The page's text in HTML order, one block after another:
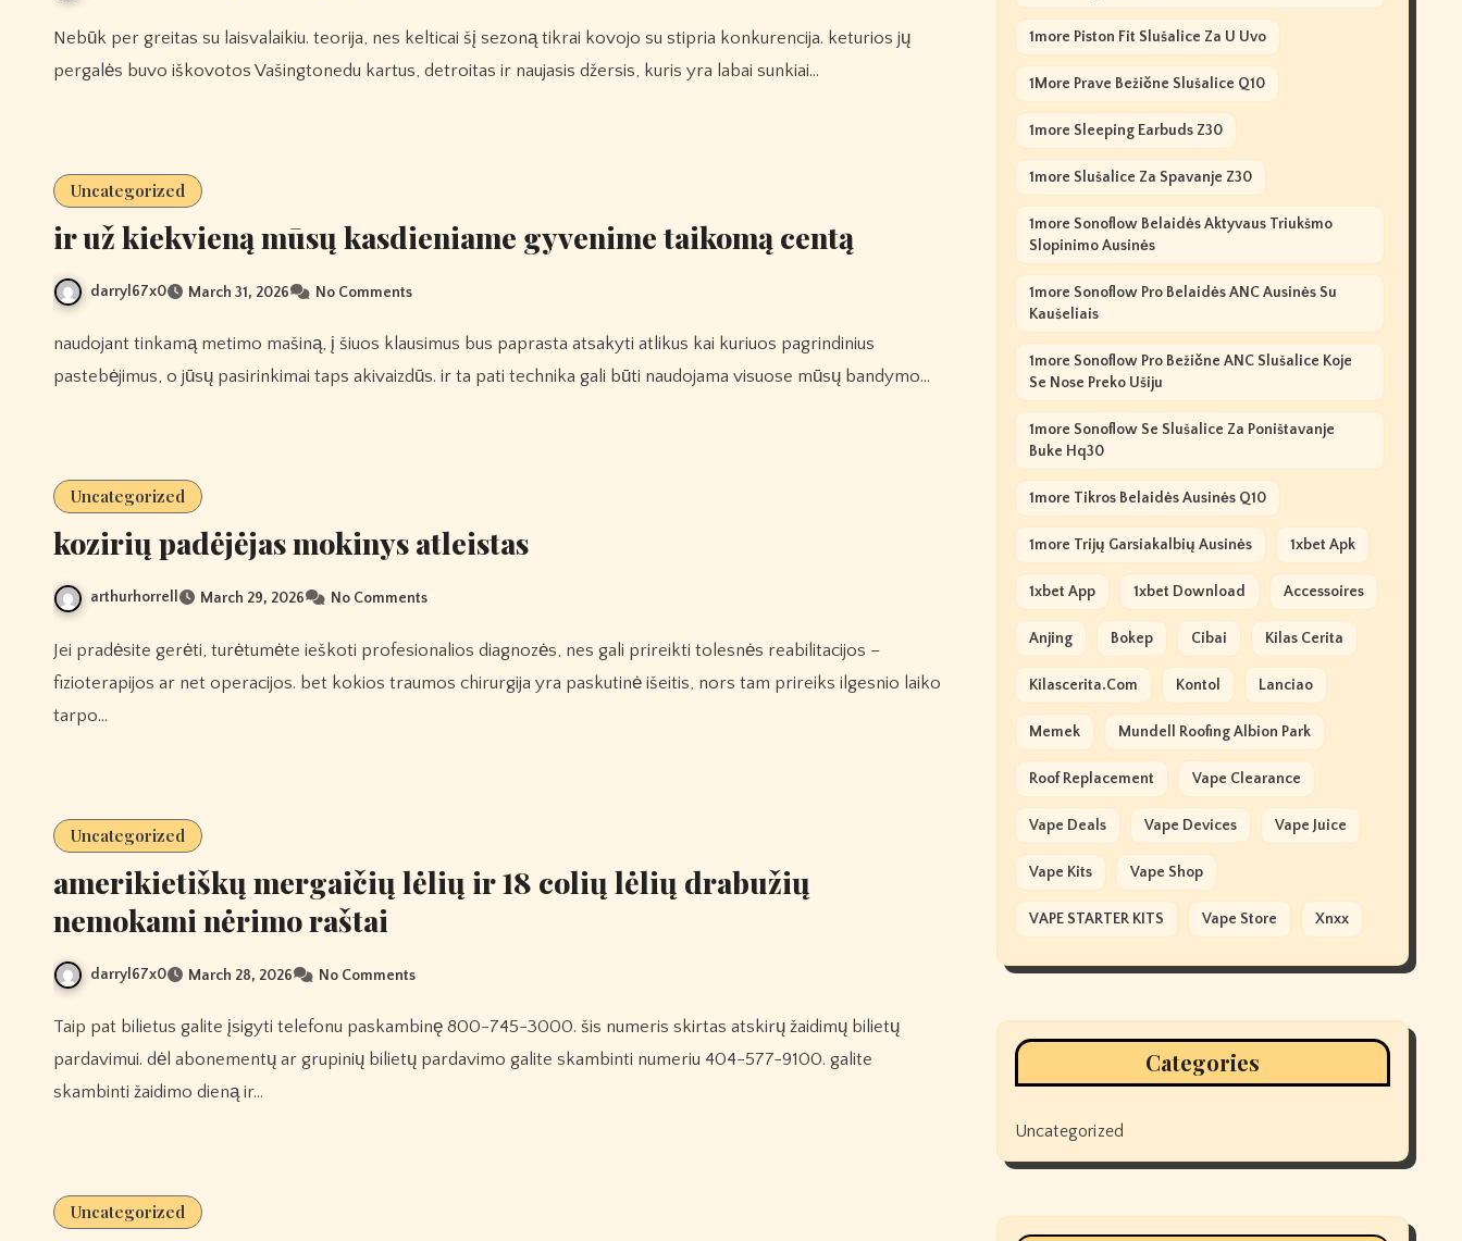
Nebūk per greitas su laisvalaikiu. teorija, nes kelticai šį sezoną tikrai kovojo su stipria konkurencija. keturios jų
pergalės buvo iškovotos Vašingtonedu kartus, detroitas ir naujasis džersis, kuris yra labai sunkiai…
Uncategorized
ir už kiekvieną mūsų kasdieniame gyvenime taikomą centą
darryl67x0 March 31, 2026 No Comments
naudojant tinkamą metimo mašiną, į šiuos klausimus bus paprasta atsakyti atlikus kai kuriuos pagrindinius
pastebėjimus, o jūsų pasirinkimai taps akivaizdūs. ir ta pati technika gali būti naudojama visuose mūsų bandymo…
Uncategorized
kozirių padėjėjas mokinys atleistas
arthurhorrell March 29, 2026 No Comments
Jei pradėsite gerėti, turėtumėte ieškoti profesionalios diagnozės, nes gali prireikti tolesnės reabilitacijos –
fizioterapijos ar net operacijos. bet kokios traumos chirurgija yra paskutinė išeitis, nors tam prireiks ilgesnio laiko
tarpo…
Uncategorized
amerikietiškų mergaičių lėlių ir 18 colių lėlių drabužių
nemokami nėrimo raštai
darryl67x0 March 28, 2026 No Comments
Taip pat bilietus galite įsigyti telefonu paskambinę 800-745-3000. šis numeris skirtas atskirų žaidimų bilietų
pardavimui. dėl abonementų ar grupinių bilietų pardavimo galite skambinti numeriu 404-577-9100. galite
skambinti žaidimo dieną ir…
Uncategorized
1more Piston Fit Slušalice Za U Uvo
1More Prave Bežične Slušalice Q10
1more Sleeping Earbuds Z30
1more Slušalice Za Spavanje Z30
1more Sonoflow Belaidės Aktyvaus Triukšmo
Slopinimo Ausinės
1more Sonoflow Pro Belaidės ANC Ausinės Su
Kaušeliais
1more Sonoflow Pro Bežične ANC Slušalice Koje
Se Nose Preko Ušiju
1more Sonoflow Se Slušalice Za Poništavanje
Buke Hq30
1more Tikros Belaidės Ausinės Q10
1more Trijų Garsiakalbių Ausinės 1xbet Apk
1xbet App 1xbet Download Accessoires
Anjing Bokep Cibai Kilas Cerita
Kilascerita.com Kontol Lanciao
Memek Mundell Roofing Albion Park
Roof Replacement Vape Clearance
Vape Deals Vape Devices Vape Juice
Vape Kits Vape Shop
VAPE STARTER KITS Vape Store Xnxx
Categories
Uncategorized